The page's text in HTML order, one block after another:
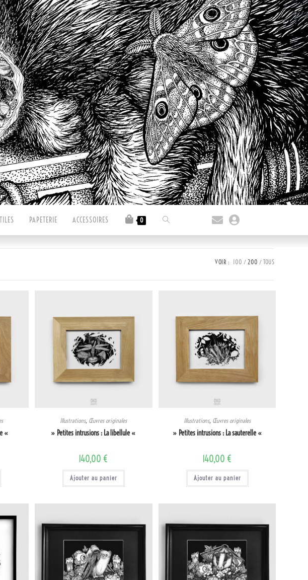
PAPETERIE ACCESSOIRES 0
VOIR : 100 200 TOUS
«
Illustrations, Œuvres originales
» Petites intrusions : La libellule «
140,00€
Ajouter au panier
Illustrations, Œuvres originales
» Petites intrusions : La sauterelle «
140,00€
Ajouter au panier